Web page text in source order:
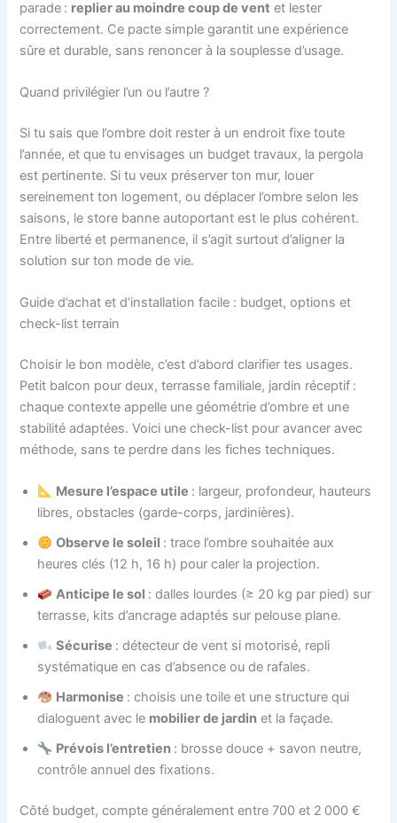
parade : replier au moindre coup de vent et lester
correctement. Ce pacte simple garantit une expérience
sûre et durable, sans renoncer à la souplesse d’usage.
Quand privilégier l’un ou l’autre ?
Si tu sais que l’ombre doit rester à un endroit fixe toute
l’année, et que tu envisages un budget travaux, la pergola
est pertinente. Si tu veux préserver ton mur, louer
sereinement ton logement, ou déplacer l’ombre selon les
saisons, le store banne autoportant est le plus cohérent.
Entre liberté et permanence, il s’agit surtout d’aligner la
solution sur ton mode de vie.
Guide d’achat et d’installation facile : budget, options et
check-list terrain
Choisir le bon modèle, c’est d’abord clarifier tes usages.
Petit balcon pour deux, terrasse familiale, jardin réceptif :
chaque contexte appelle une géométrie d’ombre et une
stabilité adaptées. Voici une check-list pour avancer avec
méthode, sans te perdre dans les fiches techniques.
Mesure l’espace utile : largeur, profondeur, hauteurs
libres, obstacles (garde-corps, jardinières).
Observe le soleil : trace l’ombre souhaitée aux
heures clés (12 h, 16 h) pour caler la projection.
Anticipe le sol : dalles lourdes (≥ 20 kg par pied) sur
terrasse, kits d’ancrage adaptés sur pelouse plane.
Sécurise : détecteur de vent si motorisé, repli
systématique en cas d’absence ou de rafales.
Harmonise : choisis une toile et une structure qui
dialoguent avec le mobilier de jardin et la façade.
Prévois l’entretien : brosse douce + savon neutre,
contrôle annuel des fixations.
Côté budget, compte généralement entre 700 et 2 000 €